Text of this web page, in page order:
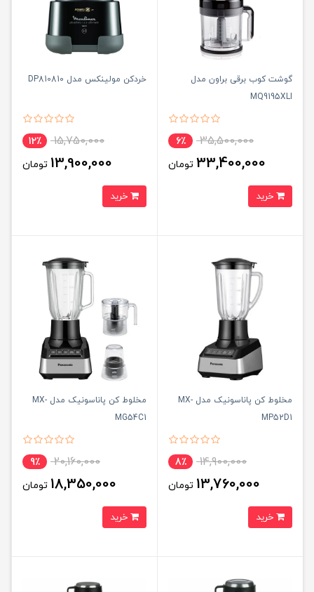
گوشت کوب برقی براون مدل
MQ9195XLI
35,500,000 6٪
33,400,000 تومان
خردکن مولینکس مدل DP810810
15,750,000 12٪
13,900,000 تومان
مخلوط کن پاناسونیک مدل MX-
MP52D1
14,900,000 8٪
13,760,000 تومان
مخلوط کن پاناسونیک مدل MX-
MG54C1
20,160,000 9٪
18,350,000 تومان